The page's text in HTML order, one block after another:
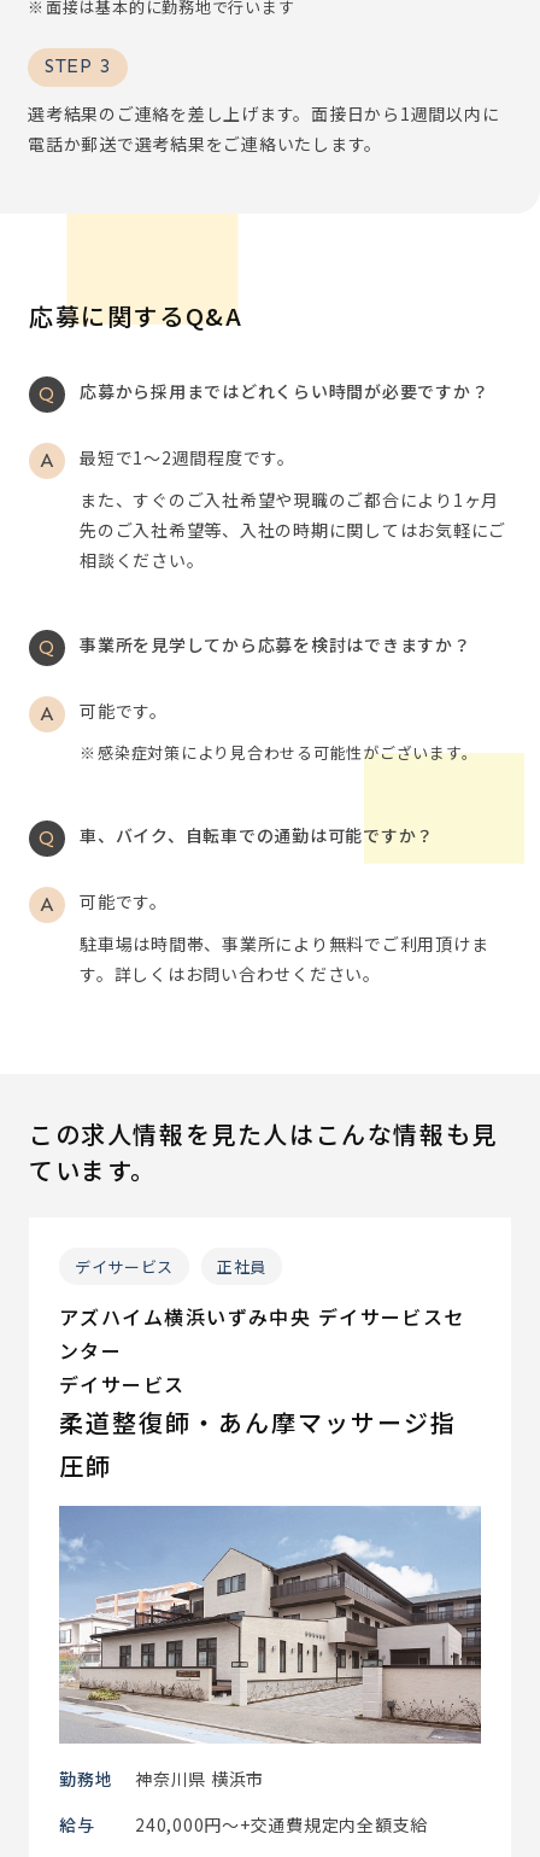
面接は基本的に勤務地で行います
STEP 3
選考結果のご連絡を差し上げます。面接日から1週間以内に
電話か郵送で選考結果をご連絡いたします。
応募に関するQ&A
応募から採用まではどれくらい時間が必要ですか？
最短で1～2週間程度です。
また、すぐのご入社希望や現職のご都合により1ヶ月
先のご入社希望等、入社の時期に関してはお気軽にご
相談ください。
事業所を見学してから応募を検討はできますか？
可能です。
感染症対策により見合わせる可能性がございます。
車、バイク、自転車での通勤は可能ですか？
可能です。
駐車場は時間帯、事業所により無料でご利用頂けま
す。詳しくはお問い合わせください。
この求人情報を見た人はこんな情報も見
ています。
デイサービス 正社員
アズハイム横浜いずみ中央 デイサービスセ
ンター
デイサービス
柔道整復師・あん摩マッサージ指
圧師
勤務地
神奈川県 横浜市
給与
240,000円～+交通費規定内全額支給